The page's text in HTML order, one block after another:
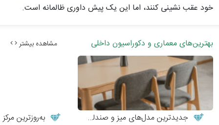
خود عقب نشینی کنند، اما این یک پیش داوری ظالمانه است.
بهترین‌های معماری و دکوراسیون داخلی مشاهده بیشتر
جدیدترین مدل‌های میز و صندلی چوبی مدرن به‌روزترین مرکز